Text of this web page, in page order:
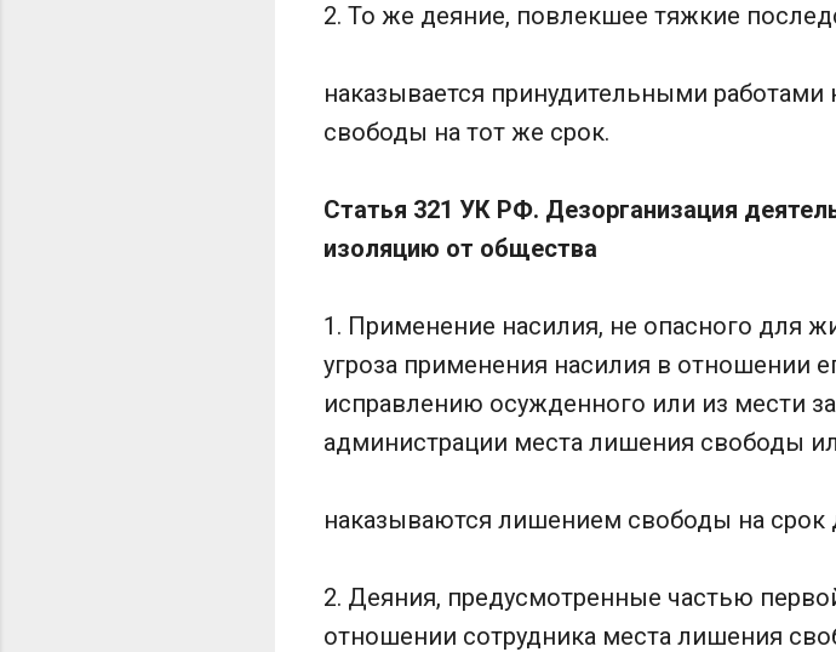
2. То же деяние, повлекшее тяжкие
наказывается принудительными
свободы на тот же срок.
Статья 321 УК РФ. Дезорганизация
изоляцию от общества
1. Применение насилия, не опасного для
угроза применения насилия в отношении
исправлению осужденного или из мести
администрации места лишения свободы
наказываются лишением свободы на срок
2. Деяния, предусмотренные частью
отношении сотрудника места лишения